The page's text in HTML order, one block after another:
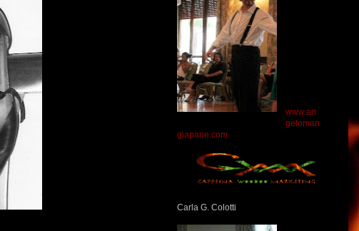
www.an
geloman
giapane.com
Carla G. Colotti